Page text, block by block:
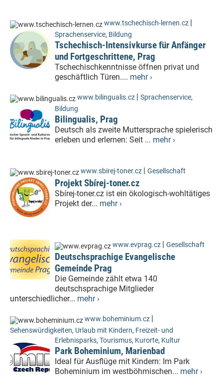
www.tschechisch-lernen.cz |
Sprachenservice, Bildung
Tschechisch-Intensivkurse für Anfänger
und Fortgeschrittene, Prag
Tschechischkenntnisse öffnen privat und
geschäftlich Türen.... mehr ›
www.bilingualis.cz | Sprachenservice,
Bildung
Bilingualis, Prag
Deutsch als zweite Muttersprache spielerisch
erleben und erlernen: Seit ... mehr ›
www.sbirej-toner.cz | Gesellschaft
Projekt Sbírej-toner.cz
Sbírej-toner.cz ist ein ökologisch-wohltätiges
Projekt der... mehr ›
www.evprag.cz | Gesellschaft
Deutschsprachige Evangelische
Gemeinde Prag
Die Gemeinde zählt etwa 140
deutschsprachige Mitglieder
unterschiedlicher... mehr ›
www.boheminium.cz |
Sehenswürdigkeiten, Urlaub mit Kindern, Freizeit- und
Erlebnisparks, Tourismus, Kurorte, Kultur
Park Boheminium, Marienbad
Ideal für Ausflüge mit Kindern: Im Park
Boheminium im westböhmischen... mehr ›